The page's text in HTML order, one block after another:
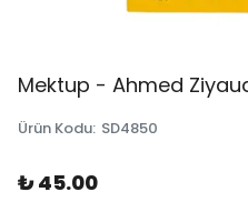
Mektup - Ahmed
Ürün Kodu: SD4850
₺ 45.00